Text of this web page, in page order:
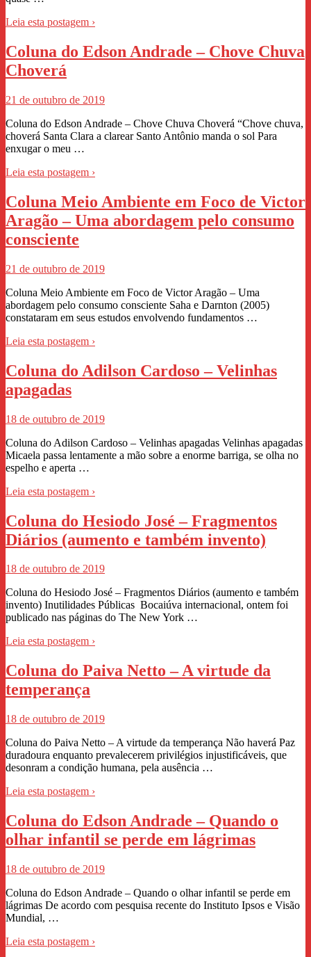
Leia esta postagem ›
Coluna do Edson Andrade – Chove Chuva
Choverá
21 de outubro de 2019
Coluna do Edson Andrade – Chove Chuva Choverá “Chove chuva,
choverá Santa Clara a clarear Santo Antônio manda o sol Para
enxugar o meu …
Leia esta postagem ›
Coluna Meio Ambiente em Foco de Victor
Aragão – Uma abordagem pelo consumo
consciente
21 de outubro de 2019
Coluna Meio Ambiente em Foco de Victor Aragão – Uma
abordagem pelo consumo consciente Saha e Darnton (2005)
constataram em seus estudos envolvendo fundamentos …
Leia esta postagem ›
Coluna do Adilson Cardoso – Velinhas
apagadas
18 de outubro de 2019
Coluna do Adilson Cardoso – Velinhas apagadas Velinhas apagadas
Micaela passa lentamente a mão sobre a enorme barriga, se olha no
espelho e aperta …
Leia esta postagem ›
Coluna do Hesiodo José – Fragmentos
Diários (aumento e também invento)
18 de outubro de 2019
Coluna do Hesiodo José – Fragmentos Diários (aumento e também
invento) Inutilidades Públicas Bocaiúva internacional, ontem foi
publicado nas páginas do The New York …
Leia esta postagem ›
Coluna do Paiva Netto – A virtude da
temperança
18 de outubro de 2019
Coluna do Paiva Netto – A virtude da temperança Não haverá Paz
duradoura enquanto prevalecerem privilégios injustificáveis, que
desonram a condição humana, pela ausência …
Leia esta postagem ›
Coluna do Edson Andrade – Quando o
olhar infantil se perde em lágrimas
18 de outubro de 2019
Coluna do Edson Andrade – Quando o olhar infantil se perde em
lágrimas De acordo com pesquisa recente do Instituto Ipsos e Visão
Mundial, …
Leia esta postagem ›